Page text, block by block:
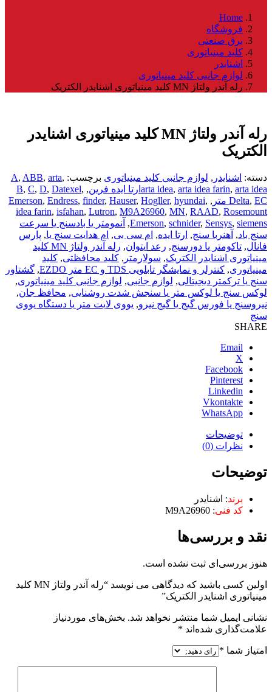
Home
فروشگاه
برق صنعتی
کلید مینیاتوری
اشنایدر
لوازم جانبی کلید مینیاتوری
رله آندر ولتاژ MN کلید مينياتوری اشنایدر الکتریک
رله آندر ولتاژ MN کلید مينياتوری اشنایدر
الکتریک
دسته: اشنایدر , لوازم جانبی کلید مینیاتوری برچسب: A, ABB, arta,
arta idea, arta idea farin, arta ideaارتا ایده فرین ,
B, C, D, Datexel,
Delta, EC متر ,
Emerson, Endress, finder, Hauser, Hogller, hyundai,
idea farin, isfahan, Lutron, M9A26960, MN, RAAD, Rosemount
Emerson, schnider, Sensys, siemens
, آنمومتر یا بادسنج یا سرعت
سنج باد, آهنربا سنج, ارتا ایده, ام سی بی, ام هدایت سنج یا, پارس
فانال, تاکومتر یا دورسنج, رعد ایتوان,
رله آندر ولتاژ MN کلید
مينياتوری اشنایدر الکتریک, سولارمتر , کلید محافظتی, کلید
مینیاتوری, کنترلر و نمایشگر تابلویی TDS و EC متر EZDO , گشتاور
سنج یا ترکمتر دیجیتالی, لوازم جانبی, لوازم جانبی کلید مینیاتوری,
لوکس سنج یا لوکس متر یا سنجش شدت روشنایی, محافظ جان,
نیروسنج یا فورس گیج یا گیج نیرو, یووی لایت متر یا دستگاه یووی
سنج
SHARE
Email
X
Facebook
Pinterest
Linkedin
Vkontakte
WhatsApp
توضیحات
نظرات (0)
توضیحات
برند: اشنایدر
کد فنی: M9A26960
نقد و بررسی‌ها
هنوز بررسی‌ای ثبت نشده است.
اولین کسی باشید که دیدگاهی می نویسد “رله آندر ولتاژ MN کلید
مينياتوری اشنایدر الکتریک”
نشانی ایمیل شما منتشر نخواهد شد. بخش‌های موردنیاز
علامت‌گذاری شده‌اند *
امتیاز شما *